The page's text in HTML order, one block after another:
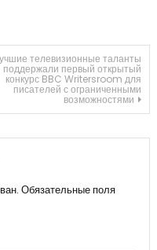
телевизионные таланты
поддержали первый открытый
конкурс BBC Writersroom для
писателей с ограниченными
возможностями
Обязательные поля